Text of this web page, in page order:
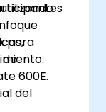
para
de
600E.
del